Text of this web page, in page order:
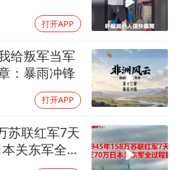
38岁演员求职万岁山NPC成功
夯实基础开新局
打开APP
给叛军当军
：暴雨冲锋
打开APP
苏联红军7天
关东军全过